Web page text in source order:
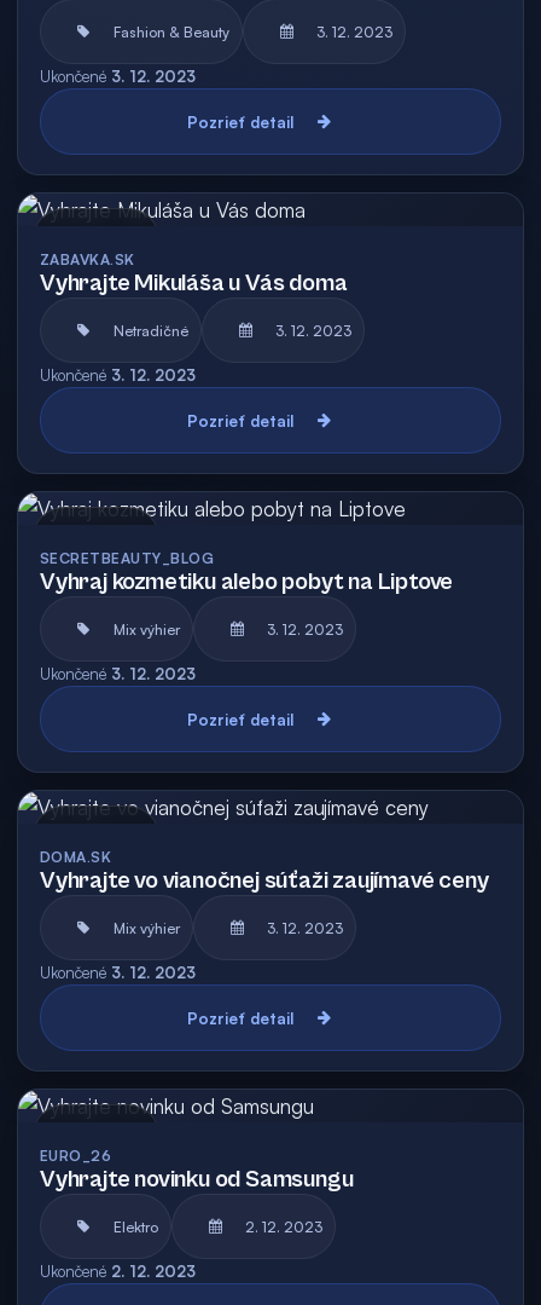
Fashion & Beauty 3. 12. 2023
Ukončené 3. 12. 2023
Pozrieť detail
ZABAVKA.SK
Vyhrajte Mikuláša u Vás doma
Netradičné 3. 12. 2023
Ukončené 3. 12. 2023
Pozrieť detail
SECRETBEAUTY_BLOG
Vyhraj kozmetiku alebo pobyt na Liptove
Mix výhier 3. 12. 2023
Ukončené 3. 12. 2023
Pozrieť detail
DOMA.SK
Vyhrajte vo vianočnej súťaži zaujímavé ceny
Mix výhier 3. 12. 2023
Ukončené 3. 12. 2023
Pozrieť detail
EURO_26
Vyhrajte novinku od Samsungu
Elektro 2. 12. 2023
Ukončené 2. 12. 2023